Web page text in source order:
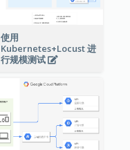
使用
Kubernetes+Locust 进
行规模测试